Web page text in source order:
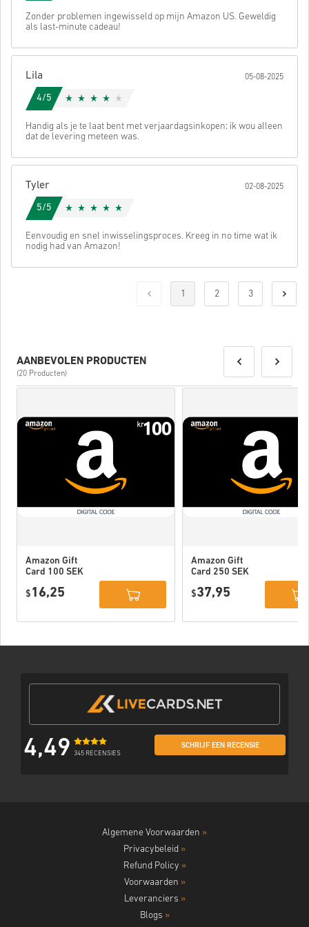
Zonder problemen ingewisseld op mijn Amazon US. Geweldig
als last-minute cadeau!
Lila 05-08-2025
4/5
Handig als je te laat bent met verjaardagsinkopen; ik wou alleen
dat de levering meteen was.
Tyler 02-08-2025
5/5
Eenvoudig en snel inwisselingsproces. Kreeg in no time wat ik
nodig had van Amazon!
1 2 3
AANBEVOLEN PRODUCTEN
(20 Producten)
Amazon Gift
Card 100 SEK
$ 16,25
Amazon Gift
Card 250 SEK
$37,95
4,49 345 RECENSIES
SCHRIJF EEN RECENSIE
Algemene Voorwaarden »
Privacybeleid »
Refund Policy »
Voorwaarden »
Leveranciers »
Blogs »